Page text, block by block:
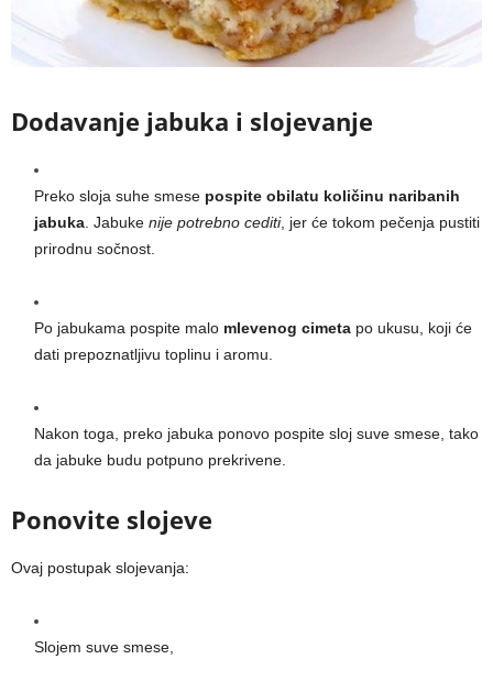
Dodavanje jabuka i slojevanje
Preko sloja suhe smese pospite obilatu količinu naribanih
jabuka . Jabuke nije potrebno cediti, jer će tokom pečenja pustiti
prirodnu sočnost.
Po jabukama pospite malo mlevenog cimeta po ukusu, koji će
dati prepoznatljivu toplinu i aromu.
Nakon toga, preko jabuka ponovo pospite sloj suve smese, tako
da jabuke budu potpuno prekrivene.
Ponovite slojeve
Ovaj postupak slojevanja:
Slojem suve smese,